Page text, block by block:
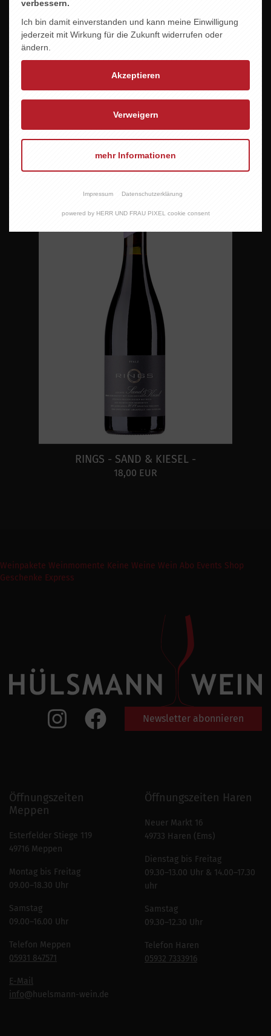
PHILIPP KUHN -INCOGNITO-
13,50 EUR
RINGS - SAND & KIESEL -
18,00 EUR
Weinpakete Weinmomente Keine Weine Wein Abo Events Shop
Geschenke Express
Newsletter abonnieren
Öffnungszeiten
Meppen
Esterfelder Stiege 119
49716 Meppen
Montag bis Freitag
09.00–18.30 Uhr
Samstag
09.00–16.00 Uhr
Telefon Meppen
05931 847571
E-Mail
info@huelsmann-wein.de
Öffnungszeiten Haren
Neuer Markt 16
49733 Haren (Ems)
Dienstag bis Freitag
09.30–13.00 Uhr & 14.00–17.30
uhr
Samstag
09.30–12.30 Uhr
Telefon Haren
05932 7333916
verbessern.
Ich bin damit einverstanden und kann meine Einwilligung
jederzeit mit Wirkung für die Zukunft widerrufen oder
ändern.
Akzeptieren
Verweigern
mehr Informationen
Impressum Datenschutzerklärung
powered by HERR UND FRAU PIXEL cookie consent